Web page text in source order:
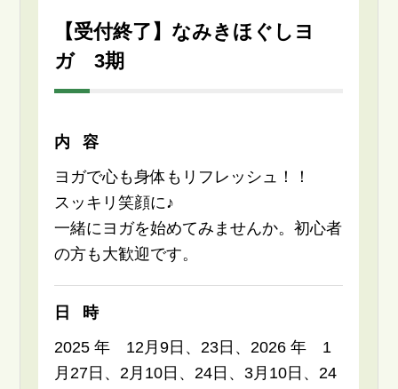
【受付終了】なみきほぐしヨ
ガ 3期
内容
ヨガで心も身体もリフレッシュ！！
スッキリ笑顔に♪
一緒にヨガを始めてみませんか。初心者
の方も大歓迎です。
日時
2025 年 12月9日、23日、2026 年 1
月27日、2月10日、24日、3月10日、24